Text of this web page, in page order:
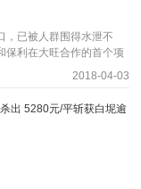
，已被人群围得水泄不
保利在大旺合作的首个项
，以及配合营销中心内部
的特色和匠心品质，高端
空音乐节强势吸睛 爱乐
乐奇妙结合，爱乐之曲
气氛十分热烈，人气火
2018-04-03
出 5280元/平斩获白坭逾